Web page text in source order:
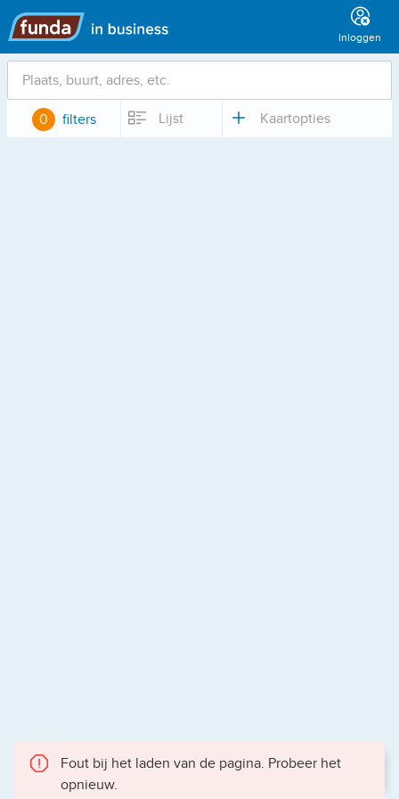
Hoofdmenu
Inloggen
Locatie
0 filters Lijst Kaartopties
Fout bij het laden van de pagina. Probeer het
opnieuw.